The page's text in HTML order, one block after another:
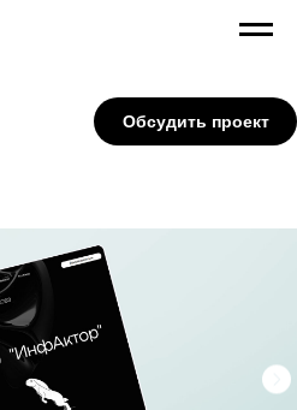
Обсудить проект